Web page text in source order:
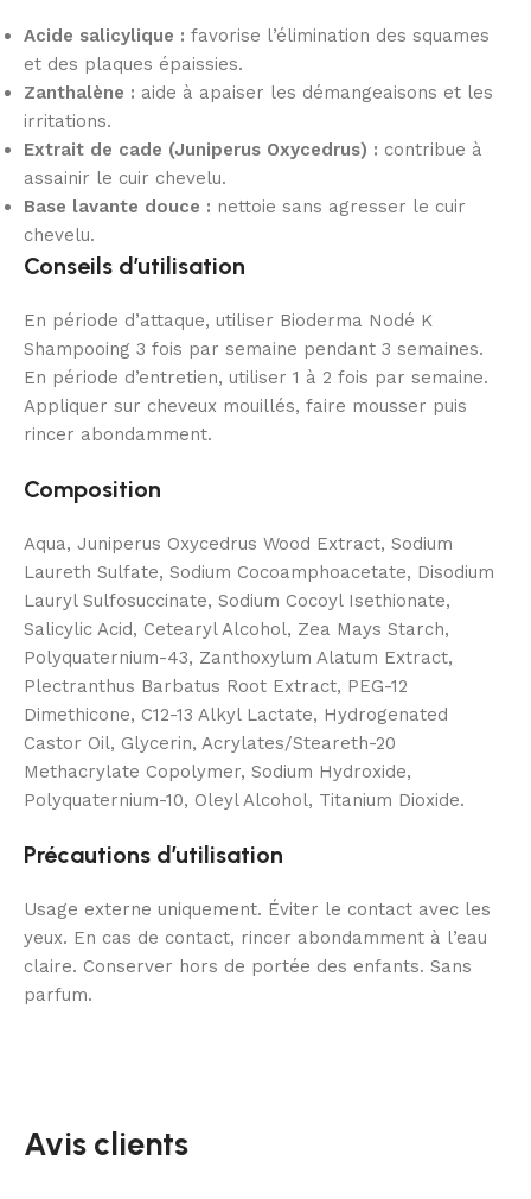
Acide salicylique : favorise l’élimination des squames
et des plaques épaissies.
Zanthalène : aide à apaiser les démangeaisons et les
irritations.
Extrait de cade (Juniperus Oxycedrus) : contribue à
assainir le cuir chevelu.
Base lavante douce : nettoie sans agresser le cuir
chevelu.
Conseils d’utilisation
En période d’attaque, utiliser Bioderma Nodé K
Shampooing 3 fois par semaine pendant 3 semaines.
En période d’entretien, utiliser 1 à 2 fois par semaine.
Appliquer sur cheveux mouillés, faire mousser puis
rincer abondamment.
Composition
Aqua, Juniperus Oxycedrus Wood Extract, Sodium
Laureth Sulfate, Sodium Cocoamphoacetate, Disodium
Lauryl Sulfosuccinate, Sodium Cocoyl Isethionate,
Salicylic Acid, Cetearyl Alcohol, Zea Mays Starch,
Polyquaternium-43, Zanthoxylum Alatum Extract,
Plectranthus Barbatus Root Extract, PEG-12
Dimethicone, C12-13 Alkyl Lactate, Hydrogenated
Castor Oil, Glycerin, Acrylates/Steareth-20
Methacrylate Copolymer, Sodium Hydroxide,
Polyquaternium-10, Oleyl Alcohol, Titanium Dioxide.
Précautions d’utilisation
Usage externe uniquement. Éviter le contact avec les
yeux. En cas de contact, rincer abondamment à l’eau
claire. Conserver hors de portée des enfants. Sans
parfum.
Avis clients